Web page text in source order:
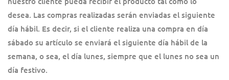
desea. Las compras realizadas serán enviadas el siguiente
día hábil. Es decir, si el cliente realiza una compra en día
sábado su artículo se enviará el siguiente día hábil de la
semana, o sea, el día lunes, siempre que el lunes no sea un
día festivo.